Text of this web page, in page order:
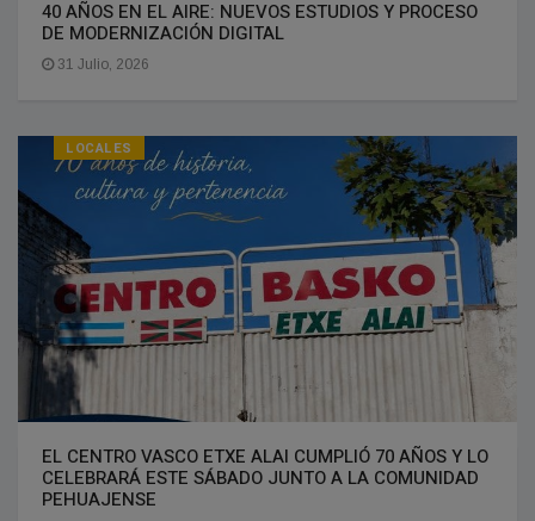
40 AÑOS EN EL AIRE: NUEVOS ESTUDIOS Y PROCESO
DE MODERNIZACIÓN DIGITAL
31 Julio, 2026
LOCALES
EL CENTRO VASCO ETXE ALAI CUMPLIÓ 70 AÑOS Y LO
CELEBRARÁ ESTE SÁBADO JUNTO A LA COMUNIDAD
PEHUAJENSE